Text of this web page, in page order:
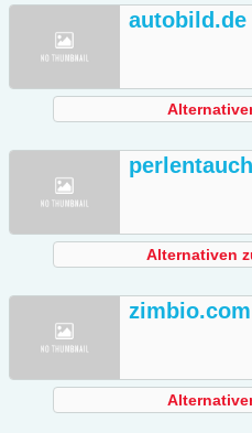
autobild.de
Alternativen
zimbio.com